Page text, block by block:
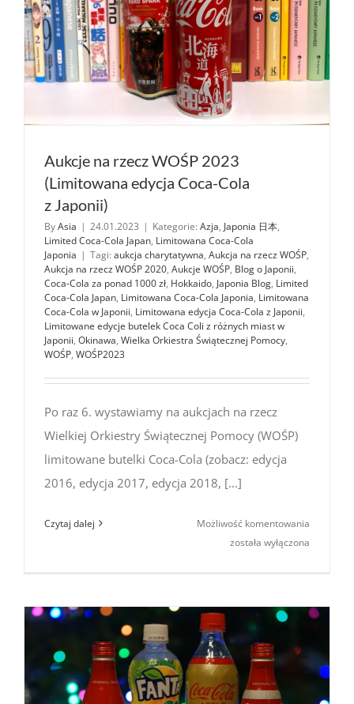
Aukcje na rzecz WOŚP 2023
(Limitowana edycja Coca-Cola
z Japonii)
ByAsia | 24.01.2023 | Kategorie: Azja, Japonia 日本,
Limited Coca-Cola Japan, Limitowana Coca-Cola
Japonia | Tagi: aukcja charytatywna, Aukcja na rzecz WOŚP,
Aukcja na rzecz WOŚP 2020, Aukcje WOŚP, Blog o Japonii,
Coca-Cola za ponad 1000 zł, Hokkaido, Japonia Blog, Limited
Coca-Cola Japan, Limitowana Coca-Cola Japonia, Limitowana
Coca-Cola w Japonii, Limitowana edycja Coca-Cola z Japonii,
Limitowane edycje butelek Coca Coli z różnych miast w
Japonii, Okinawa, Wielka Orkiestra Świątecznej Pomocy,
WOŚP, WOŚP2023
Po raz 6. wystawiamy na aukcjach na rzecz
Wielkiej Orkiestry Świątecznej Pomocy (WOŚP)
limitowane butelki Coca-Cola (zobacz: edycja
2016, edycja 2017, edycja 2018, [...]
Czytaj dalej Możliwość komentowania
edycja
Cola
z Japonii)
została wyłączona